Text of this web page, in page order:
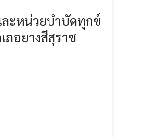
ละหน่วยบำบัดทุกข์
อยางสีสุราช